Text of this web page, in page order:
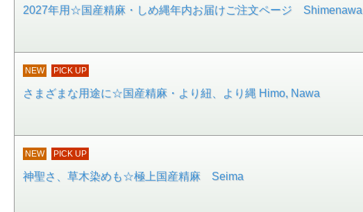
2027年用☆国産精麻・しめ縄年内お届けご注文ページ Shimenawa
NEW PICK UP
さまざまな用途に☆国産精麻・より紐、より縄 Himo, Nawa
NEW PICK UP
神聖さ、草木染めも☆極上国産精麻 Seima